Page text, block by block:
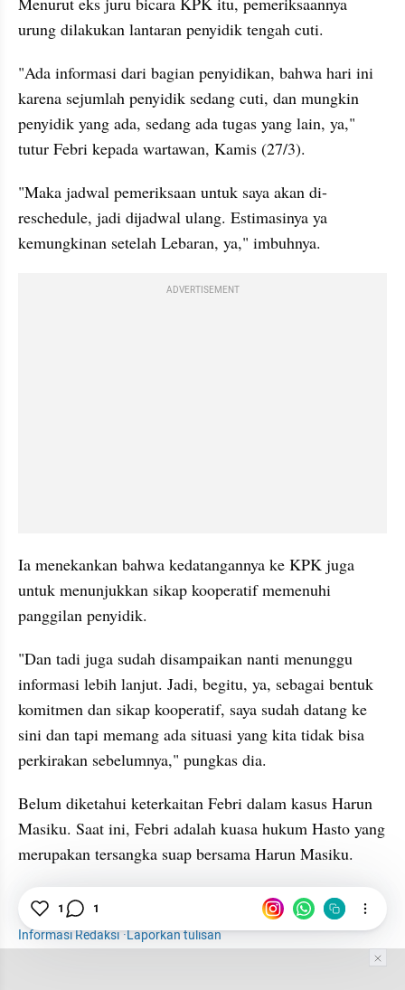
urung dilakukan lantaran penyidik tengah cuti.
"Ada informasi dari bagian penyidikan, bahwa hari ini
karena sejumlah penyidik sedang cuti, dan mungkin
penyidik yang ada, sedang ada tugas yang lain, ya,"
tutur Febri kepada wartawan, Kamis (27/3).
"Maka jadwal pemeriksaan untuk saya akan di-
reschedule, jadi dijadwal ulang. Estimasinya ya
kemungkinan setelah Lebaran, ya," imbuhnya.
ADVERTISEMENT
Ia menekankan bahwa kedatangannya ke KPK juga
untuk menunjukkan sikap kooperatif memenuhi
panggilan penyidik.
"Dan tadi juga sudah disampaikan nanti menunggu
informasi lebih lanjut. Jadi, begitu, ya, sebagai bentuk
komitmen dan sikap kooperatif, saya sudah datang ke
sini dan tapi memang ada situasi yang kita tidak bisa
perkirakan sebelumnya," pungkas dia.
Belum diketahui keterkaitan Febri dalam kasus Harun
Masiku. Saat ini, Febri adalah kuasa hukum Hasto yang
merupakan tersangka suap bersama Harun Masiku.
News KPK
Harun Masiku
Informasi Redaksi·Laporkan tulisan
1 1